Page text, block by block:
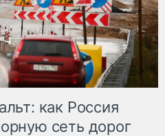
как Россия
сеть дорог